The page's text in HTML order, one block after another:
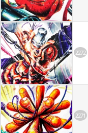
2272
2271